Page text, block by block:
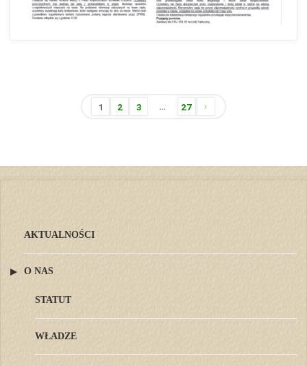
wpisów
1 2 3 … 27
AKTUALNOŚCI
O NAS
STATUT
WŁADZE